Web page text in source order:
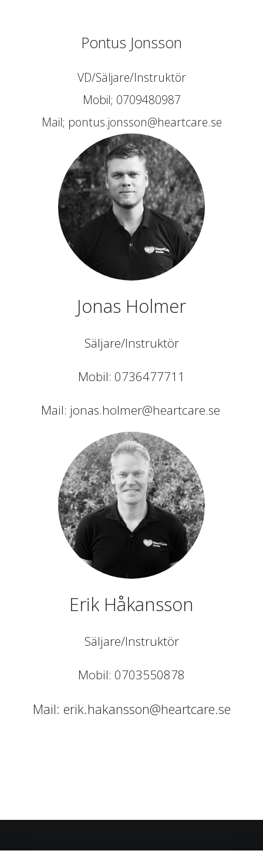
Pontus Jonsson
VD/Säljare/Instruktör
Mobil; 0709480987
Mail; pontus.jonsson@heartcare.se
Jonas Holmer
Säljare/Instruktör
Mobil: 0736477711
Mail: jonas.holmer@heartcare.se
Erik Håkansson
Säljare/Instruktör
Mobil: 0703550878
Mail: erik.hakansson@heartcare.se